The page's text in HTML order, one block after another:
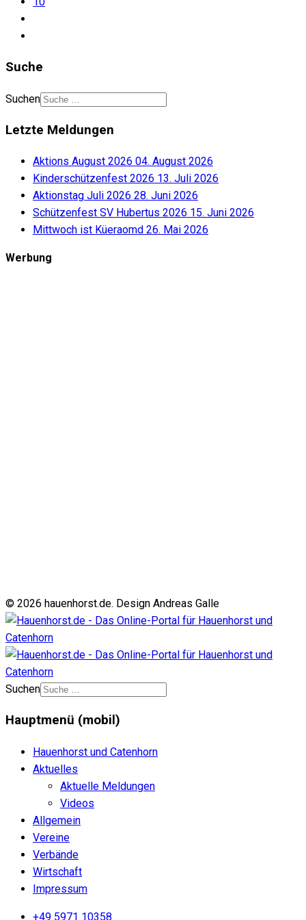
Suche
Suchen
Letzte Meldungen
Aktions August 2026 04. August 2026
Kinderschützenfest 2026 13. Juli 2026
Aktionstag Juli 2026 28. Juni 2026
Schützenfest SV Hubertus 2026 15. Juni 2026
Mittwoch ist Küeraomd 26. Mai 2026
Werbung
© 2026 hauenhorst.de. Design Andreas Galle
Suchen
Hauptmenü (mobil)
Hauenhorst und Catenhorn
Aktuelles
Aktuelle Meldungen
Videos
Allgemein
Vereine
Verbände
Wirtschaft
Impressum
+49 5971 10358